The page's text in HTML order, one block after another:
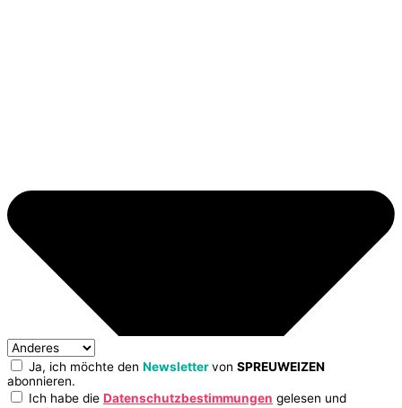
Ja, ich möchte den Newslettervon SPREUWEIZEN
abonnieren.
Ich habe die Datenschutzbestimmungen gelesen und